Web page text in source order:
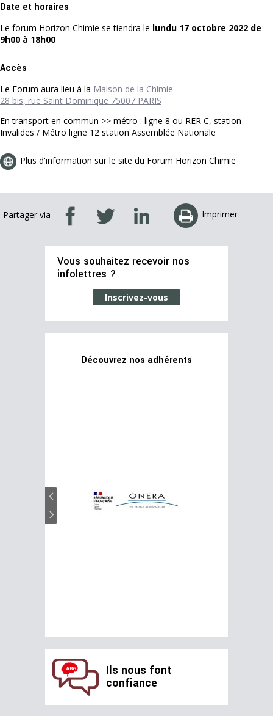
Date et horaires
Le forum Horizon Chimie se tiendra le lundu 17 octobre 2022 de
9h00 à 18h00
Accès
Le Forum aura lieu à la Maison de la Chimie
28 bis, rue Saint Dominique 75007 PARIS
En transport en commun >> métro : ligne 8 ou RER C, station
Invalides / Métro ligne 12 station Assemblée Nationale
Plus d'information sur le site du Forum Horizon Chimie
Partager via Imprimer
Vous souhaitez recevoir nos
infolettres ?
Inscrivez-vous
Découvrez nos adhérents
Ils nous font
confiance